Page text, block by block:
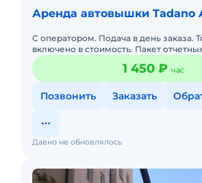
Аренда автовышки Tadano
С оператором. Подача в день заказа.
включено в стоимость. Пакет
1 450 ₽ час
Позвонить Заказать
Давно не обновлялось